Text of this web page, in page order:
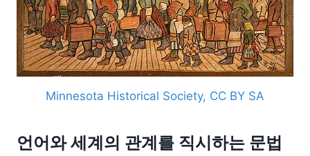
Minnesota Historical Society, CC BY SA
언어와 세계의 관계를 직시하는 문법